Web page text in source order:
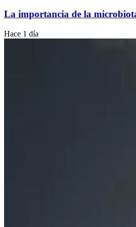
La importancia de la
Hace 1 día